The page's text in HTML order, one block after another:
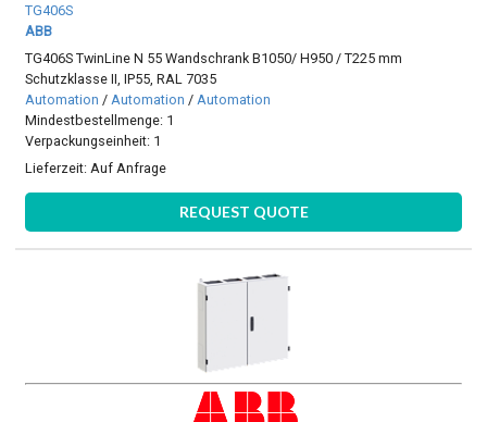
TG406S
ABB
TG406S TwinLine N 55 Wandschrank B1050/ H950 / T225 mm
Schutzklasse II, IP55, RAL 7035
Automation / Automation / Automation
Mindestbestellmenge: 1
Verpackungseinheit: 1
Lieferzeit:Auf Anfrage
REQUEST QUOTE